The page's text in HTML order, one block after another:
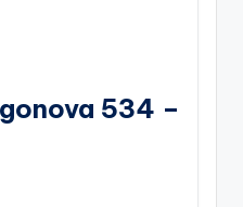
534 –